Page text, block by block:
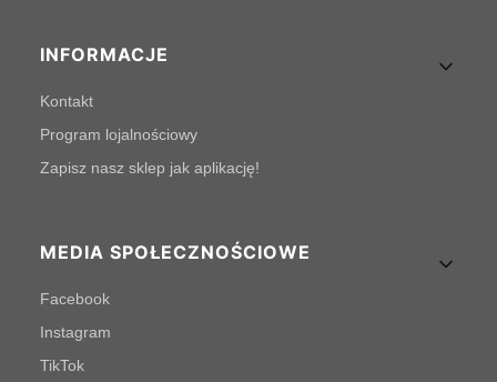
INFORMACJE
Kontakt
Program lojalnościowy
Zapisz nasz sklep jak aplikację!
MEDIA SPOŁECZNOŚCIOWE
Facebook
Instagram
TikTok